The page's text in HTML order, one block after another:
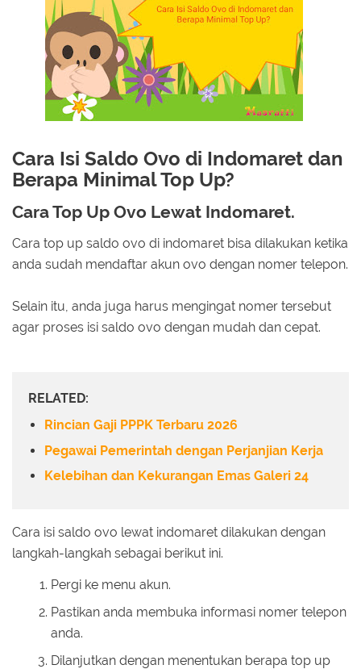
Cara Isi Saldo Ovo di Indomaret dan
Berapa Minimal Top Up?
Cara Top Up Ovo Lewat Indomaret.
Cara top up saldo ovo di indomaret bisa dilakukan ketika
anda sudah mendaftar akun ovo dengan nomer telepon.
Selain itu, anda juga harus mengingat nomer tersebut
agar proses isi saldo ovo dengan mudah dan cepat.
RELATED:
Rincian Gaji PPPK Terbaru 2026
Pegawai Pemerintah dengan Perjanjian Kerja
Kelebihan dan Kekurangan Emas Galeri 24
Cara isi saldo ovo lewat indomaret dilakukan dengan
langkah-langkah sebagai berikut ini.
Pergi ke menu akun.
Pastikan anda membuka informasi nomer telepon
anda.
Dilanjutkan dengan menentukan berapa top up